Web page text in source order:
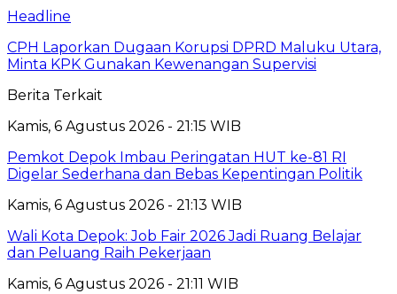
Headline
CPH Laporkan Dugaan Korupsi DPRD Maluku Utara,
Minta KPK Gunakan Kewenangan Supervisi
Berita Terkait
Kamis, 6 Agustus 2026 - 21:15 WIB
Pemkot Depok Imbau Peringatan HUT ke-81 RI
Digelar Sederhana dan Bebas Kepentingan Politik
Kamis, 6 Agustus 2026 - 21:13 WIB
Wali Kota Depok: Job Fair 2026 Jadi Ruang Belajar
dan Peluang Raih Pekerjaan
Kamis, 6 Agustus 2026 - 21:11 WIB